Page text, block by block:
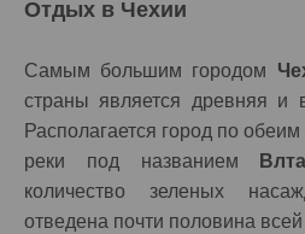
Отдых в Чехии
Самым большим городом
страны является древняя и
Располагается город по
реки под названием
количество зеленых
отведена почти половина